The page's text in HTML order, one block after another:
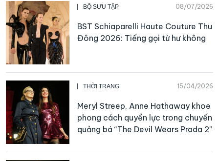
BỘ SƯU TẬP 08/07/2026
BST Schiaparelli Haute Couture Thu
Đông 2026: Tiếng gọi từ hư không
THỜI TRANG 15/04/2026
Meryl Streep, Anne Hathaway khoe
phong cách quyền lực trong chuyến
quảng bá “The Devil Wears Prada 2”